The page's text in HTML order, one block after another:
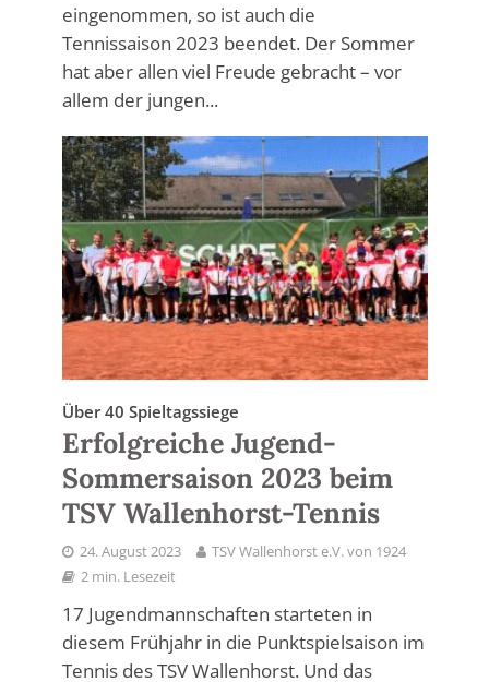
eingenommen, so ist auch die
Tennissaison 2023 beendet. Der Sommer
hat aber allen viel Freude gebracht – vor
allem der jungen...
Über 40 Spieltagssiege
Erfolgreiche Jugend-
Sommersaison 2023 beim
TSV Wallenhorst-Tennis
24. August 2023
TSV Wallenhorst e.V. von 1924
2 min. Lesezeit
17 Jugendmannschaften starteten in
diesem Frühjahr in die Punktspielsaison im
Tennis des TSV Wallenhorst. Und das